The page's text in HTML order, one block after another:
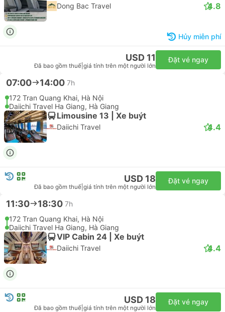
Dong Bac Travel 4.8
Hủy miễn phí
USD 11
Đã bao gồm thuế giá tính trên một người lớn
Đặt vé ngay
07:00 14:00 7h
172 Tran Quang Khai, Hà Nội
Daiichi Travel Ha Giang, Hà Giang
Limousine 13 | Xe buýt
Daiichi Travel 4.4
USD 18
Đã bao gồm thuế giá tính trên một người lớn
Đặt vé ngay
11:30 18:30 7h
172 Tran Quang Khai, Hà Nội
Daiichi Travel Ha Giang, Hà Giang
VIP Cabin 24 | Xe buýt
Daiichi Travel 4.4
USD 18
Đã bao gồm thuế giá tính trên một người lớn
Đặt vé ngay